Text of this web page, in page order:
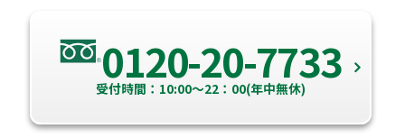
0120-20-7733
受付時間：10:00～22：00(年中無休)